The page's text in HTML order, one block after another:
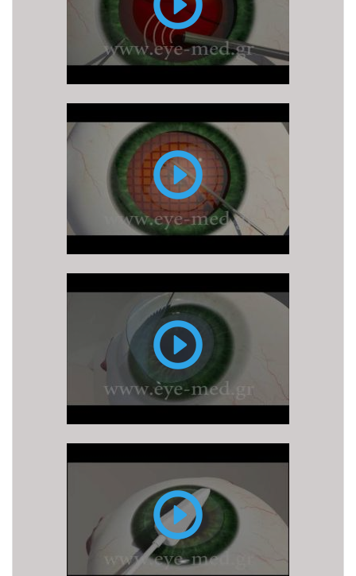
υπερήχους
φακοθρυψία)
Επέμβαση
καταρράκτη
FEMTO
PRK